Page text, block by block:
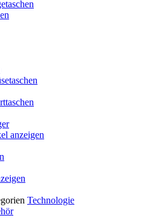
anzeigen
Technologie